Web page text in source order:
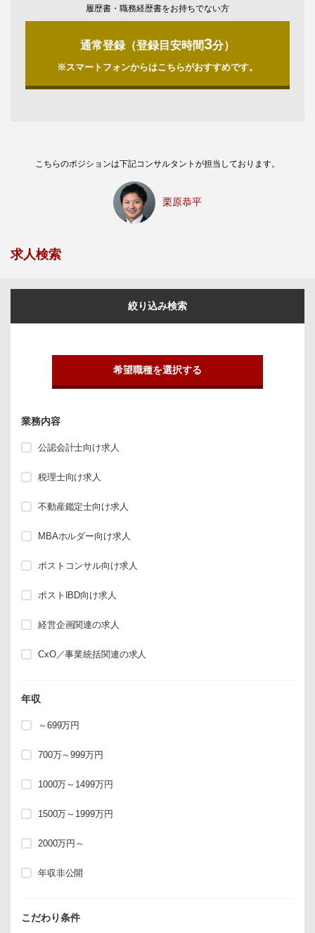
履歴書・職務経歴書をお持ちでない方
通常登録（登録目安時間3分）
※スマートフォンからはこちらがおすすめです。
こちらのポジションは下記コンサルタントが担当しております。
栗原恭平
求人検索
絞り込み検索
希望職種を選択する
業務内容
公認会計士向け求人
税理士向け求人
不動産鑑定士向け求人
MBAホルダー向け求人
ポストコンサル向け求人
ポストIBD向け求人
経営企画関連の求人
CxO／事業統括関連の求人
年収
～699万円
700万～999万円
1000万～1499万円
1500万～1999万円
2000万円～
年収非公開
こだわり条件